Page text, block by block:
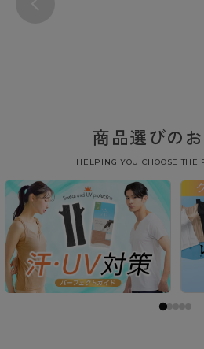
商品選びの
HELPING YOU CHOOSE THE